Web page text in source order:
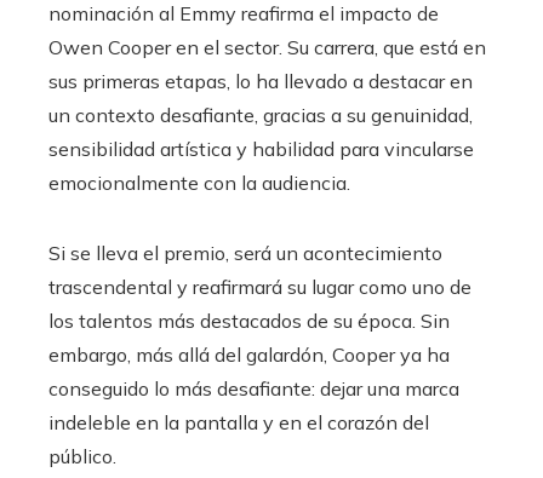
nominación al Emmy reafirma el impacto de
Owen Cooper en el sector. Su carrera, que está en
sus primeras etapas, lo ha llevado a destacar en
un contexto desafiante, gracias a su genuinidad,
sensibilidad artística y habilidad para vincularse
emocionalmente con la audiencia.
Si se lleva el premio, será un acontecimiento
trascendental y reafirmará su lugar como uno de
los talentos más destacados de su época. Sin
embargo, más allá del galardón, Cooper ya ha
conseguido lo más desafiante: dejar una marca
indeleble en la pantalla y en el corazón del
público.